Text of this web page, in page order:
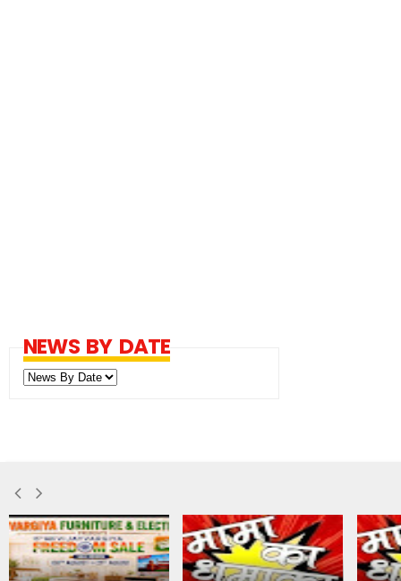
NEWS BY DATE